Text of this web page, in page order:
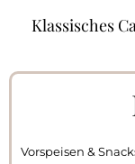
Klassisches
Vorspeisen &